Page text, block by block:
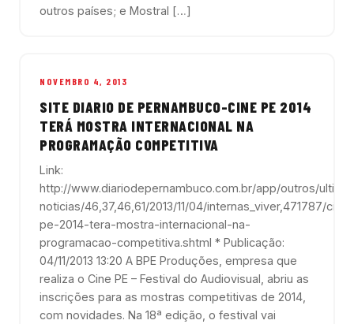
outros países; e Mostral […]
NOVEMBRO 4, 2013
SITE DIARIO DE PERNAMBUCO-CINE PE 2014
TERÁ MOSTRA INTERNACIONAL NA
PROGRAMAÇÃO COMPETITIVA
Link:
http://www.diariodepernambuco.com.br/app/outros/
noticias/46,37,46,61/2013/11/04/internas_viver,471787/cine-
pe-2014-tera-mostra-internacional-na-
programacao-competitiva.shtml * Publicação:
04/11/2013 13:20 A BPE Produções, empresa que
realiza o Cine PE – Festival do Audiovisual, abriu as
inscrições para as mostras competitivas de 2014,
com novidades. Na 18ª edição, o festival vai